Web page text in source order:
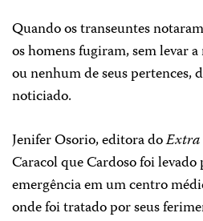
Quando os transeuntes
os homens fugiram, sem levar
ou nenhum de seus pertences,
noticiado.
Jenifer Osorio, editora do
Caracol que Cardoso foi levado
emergência em um centro
onde foi tratado por seus